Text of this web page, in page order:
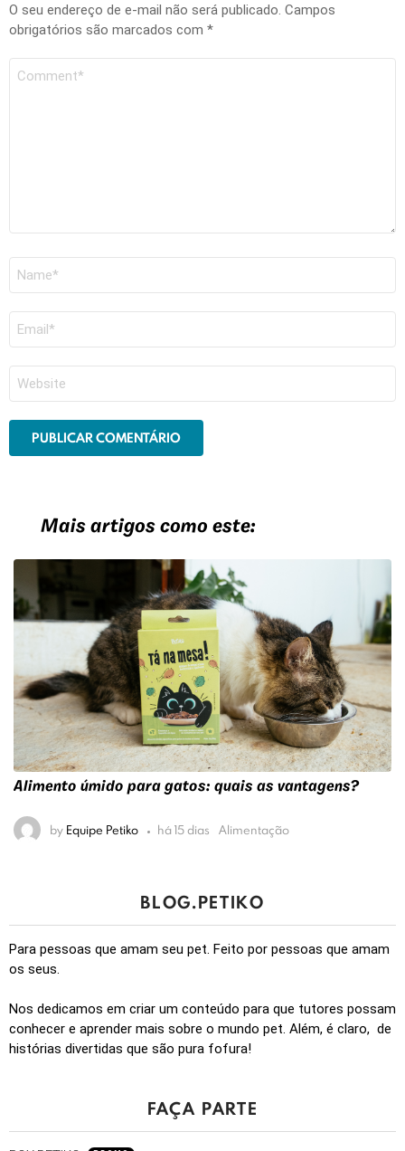
O seu endereço de e-mail não será publicado. Campos
obrigatórios são marcados com *
mail
*
Mais artigos como este:
Alimento úmido para gatos: quais as vantagens?
by Equipe Petiko há 15 dias Alimentação
BLOG.PETIKO
Para pessoas que amam seu pet. Feito por pessoas que amam
os seus.
Nos dedicamos em criar um conteúdo para que tutores possam
conhecer e aprender mais sobre o mundo pet. Além, é claro, de
histórias divertidas que são pura fofura!
FAÇA PARTE